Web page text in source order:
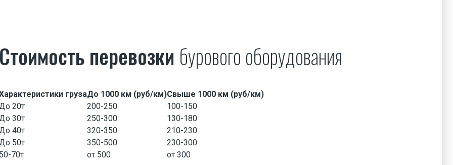
Стоимость перевозки бурового оборудования
грузаДо 1000 км (руб/км)Свыше 1000 км (руб/км)
20т
200-250
100-150
30т
250-300
130-180
40т
320-350
210-230
50т
350-500
230-300
50-70т
от 500 от 300